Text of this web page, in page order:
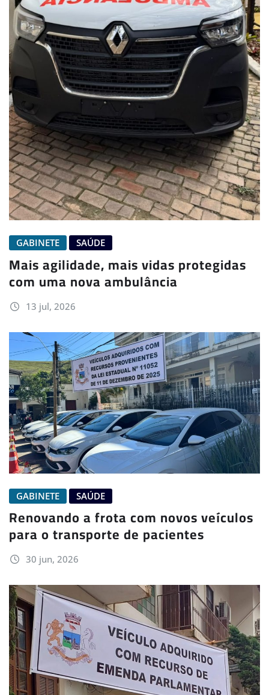
GABINETE SAÚDE
Mais agilidade, mais vidas protegidas
com uma nova ambulância
13 jul, 2026
GABINETE SAÚDE
Renovando a frota com novos veículos
para o transporte de pacientes
30 jun, 2026